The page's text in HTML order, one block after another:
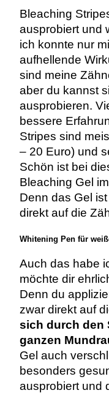
Bleaching
ausprobiert und
ich konnte nur
aufhellende
sind meine
aber du kannst
ausprobieren.
bessere
Stripes sind
– 20 Euro) und
Schön ist bei
Bleaching Gel
Denn das Gel
direkt auf die
Whitening Pen für
Auch das habe
möchte dir
Denn du
zwar direkt auf
sich durch den
ganzen
Gel auch
besonders
ausprobiert und